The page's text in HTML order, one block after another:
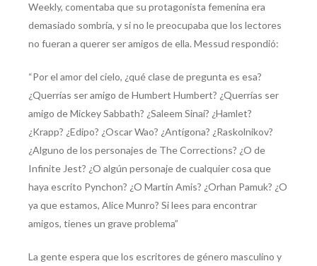
Weekly, comentaba que su protagonista femenina era
demasiado sombría, y si no le preocupaba que los lectores
no fueran a querer ser amigos de ella. Messud respondió:
“Por el amor del cielo, ¿qué clase de pregunta es esa?
¿Querrías ser amigo de Humbert Humbert? ¿Querrías ser
amigo de Mickey Sabbath? ¿Saleem Sinai? ¿Hamlet?
¿Krapp? ¿Edipo? ¿Oscar Wao? ¿Antígona? ¿Raskolnikov?
¿Alguno de los personajes de The Corrections? ¿O de
Infinite Jest? ¿O algún personaje de cualquier cosa que
haya escrito Pynchon? ¿O Martin Amis? ¿Orhan Pamuk? ¿O
ya que estamos, Alice Munro? Si lees para encontrar
amigos, tienes un grave problema”
La gente espera que los escritores de género masculino y